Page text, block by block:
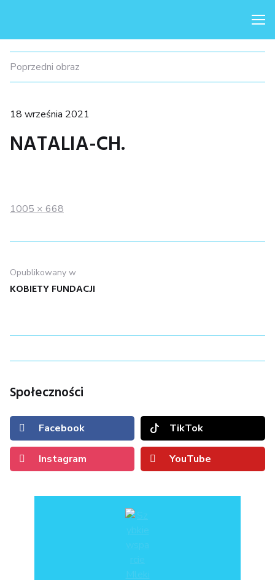
Poprzedni obraz
Posted
18 września 2021
NATALIA-CH.
Full
1005 × 668
NAWIGACJA
WPISU
Opublikowany w
KOBIETY FUNDACJI
Społeczności
Facebook TikTok
Instagram YouTube